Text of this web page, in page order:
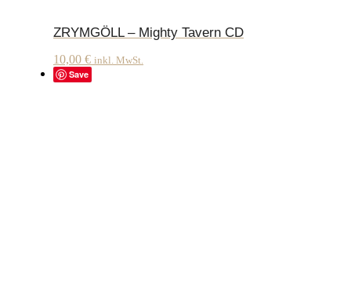
ZRYMGÖLL – Mighty Tavern CD
10,00 € inkl. MwSt.
Save